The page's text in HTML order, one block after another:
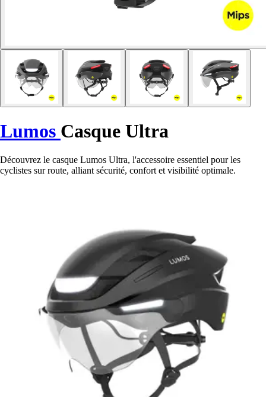
Lumos Casque Ultra
Découvrez le casque Lumos Ultra, l'accessoire essentiel pour les
cyclistes sur route, alliant sécurité, confort et visibilité optimale.